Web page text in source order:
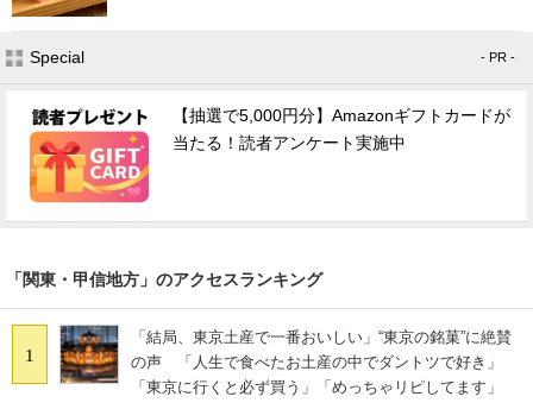
Special - PR -
【抽選で5,000円分】Amazonギフトカードが
当たる！読者アンケート実施中
「関東・甲信地方」のアクセスランキング
1
「結局、東京土産で一番おいしい」“東京の銘菓”に絶賛
の声 「人生で食べたお土産の中でダントツで好き」
「東京に行くと必ず買う」「めっちゃリピしてます」